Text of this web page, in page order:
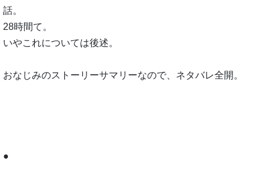
話。
28時間て。
いやこれについては後述。
おなじみのストーリーサマリーなので、ネタバレ全開。
●